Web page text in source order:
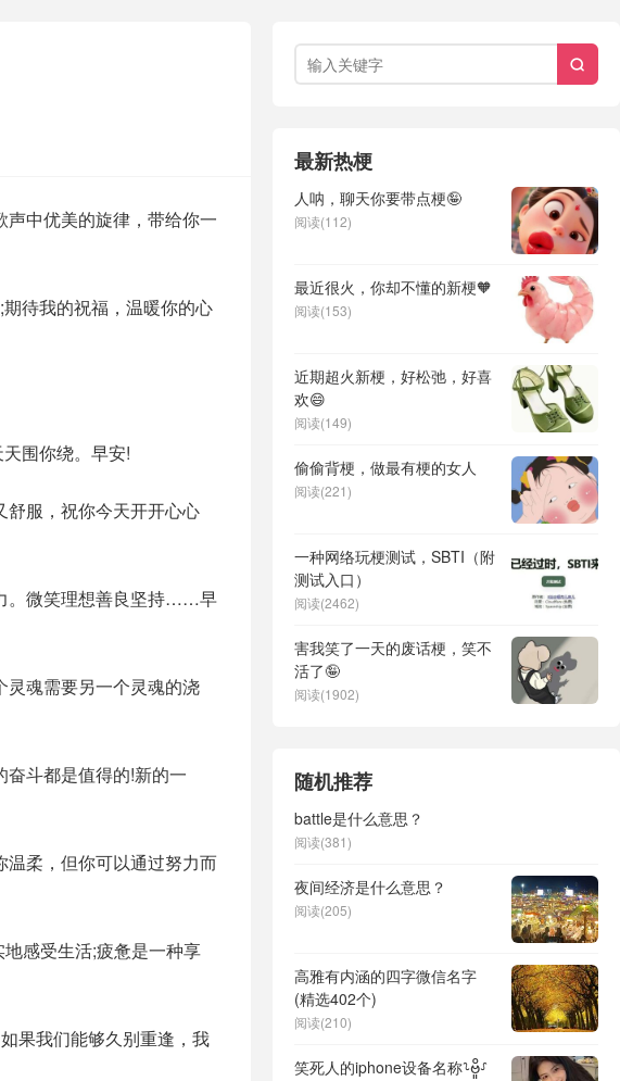
中优美的旋律，带给你一
待我的祝福，温暖你的心
围你绕。早安!
舒服，祝你今天开开心心
。微笑理想善良坚持……早
灵魂需要另一个灵魂的浇
斗都是值得的!新的一
柔，但你可以通过努力而
感受生活;疲惫是一种享
果我们能够久别重逢，我

最新热梗
人呐，聊天你要带点梗🤪
阅读(112)
最近很火，你却不懂的新梗🧡
阅读(153)
近期超火新梗，好松弛，好喜
欢😄
阅读(149)
偷偷背梗，做最有梗的女人
阅读(221)
一种网络玩梗测试，SBTI（附
测试入口）
阅读(2462)
害我笑了一天的废话梗，笑不
活了🤪
阅读(1902)
随机推荐
battle是什么意思？
阅读(381)
夜间经济是什么意思？
阅读(205)
高雅有内涵的四字微信名字
(精选402个)
阅读(210)
笑死人的iphone设备名称⸊ဗိူ⸉